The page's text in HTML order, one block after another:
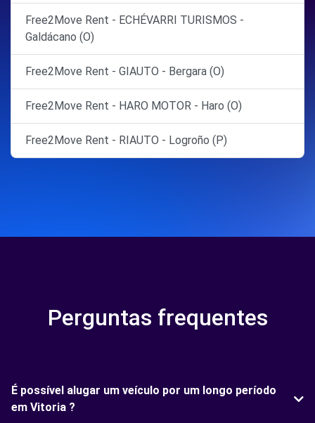
Free2Move Rent - ECHÉVARRI TURISMOS -
Galdácano (O)
Free2Move Rent - GIAUTO - Bergara (O)
Free2Move Rent - HARO MOTOR - Haro (O)
Free2Move Rent - RIAUTO - Logroño (P)
Perguntas frequentes
É possível alugar um veículo por um longo período
em Vitoria ?